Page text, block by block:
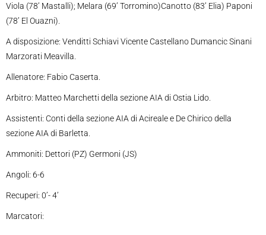
Viola (78’ Mastalli); Melara (69’ Torromino)Canotto (83’ Elia) Paponi
(78’ El Ouazni).
A disposizione: Venditti Schiavi Vicente Castellano Dumancic Sinani
Marzorati Meavilla.
Allenatore: Fabio Caserta.
Arbitro: Matteo Marchetti della sezione AIA di Ostia Lido.
Assistenti: Conti della sezione AIA di Acireale e De Chirico della
sezione AIA di Barletta.
Ammoniti: Dettori (PZ) Germoni (JS)
Angoli: 6-6
Recuperi: 0’- 4’
Marcatori: